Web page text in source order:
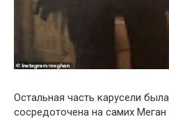
Остальная часть карусели
сосредоточена на самих Меган